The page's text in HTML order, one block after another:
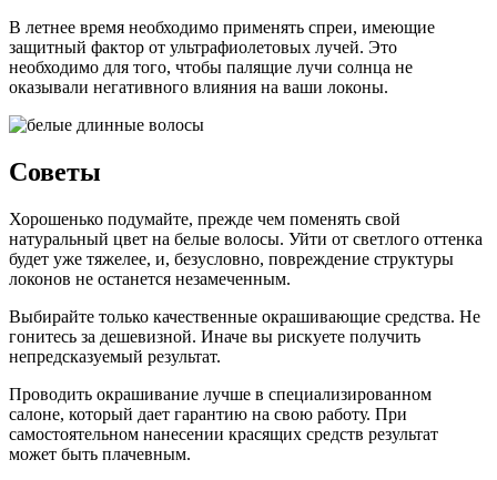
В летнее время необходимо применять спреи, имеющие
защитный фактор от ультрафиолетовых лучей. Это
необходимо для того, чтобы палящие лучи солнца не
оказывали негативного влияния на ваши локоны.
Советы
Хорошенько подумайте, прежде чем поменять свой
натуральный цвет на белые волосы. Уйти от светлого оттенка
будет уже тяжелее, и, безусловно, повреждение структуры
локонов не останется незамеченным.
Выбирайте только качественные окрашивающие средства. Не
гонитесь за дешевизной. Иначе вы рискуете получить
непредсказуемый результат.
Проводить окрашивание лучше в специализированном
салоне, который дает гарантию на свою работу. При
самостоятельном нанесении красящих средств результат
может быть плачевным.